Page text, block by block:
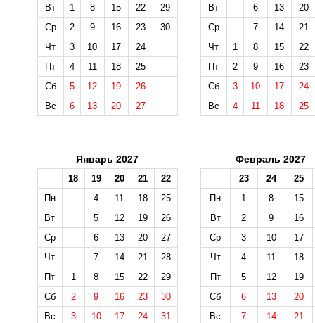
Вт
1 8 15 22
29
Ср
2 9 16 23
30
Чт
3 10 17
24
Пт
4 11 18
25
Сб
5 12 19
26
Вс
6 13 20 27
Вт
6 13
20
Ср
7 14
21
Чт
1 8 15
22
Пт
2 9 16
23
Сб
3 10 17
24
Вс
4 11 18 25
Январь 2027
18 19 20 21
22
Пн
4 11 18
25
Вт
5 12 19
26
Ср
6 13 20
27
Чт
7 14 21
28
Пт
1 8 15 22
29
Сб
2 9 16 23
30
Вс
3 10 17 24 31
Февраль 2027
23 24
25
Пн
1 8
15
Вт
2 9
16
Ср
3 10
17
Чт
4 11
18
Пт
5 12
19
Сб
6 13
20
Вс
7 14 21